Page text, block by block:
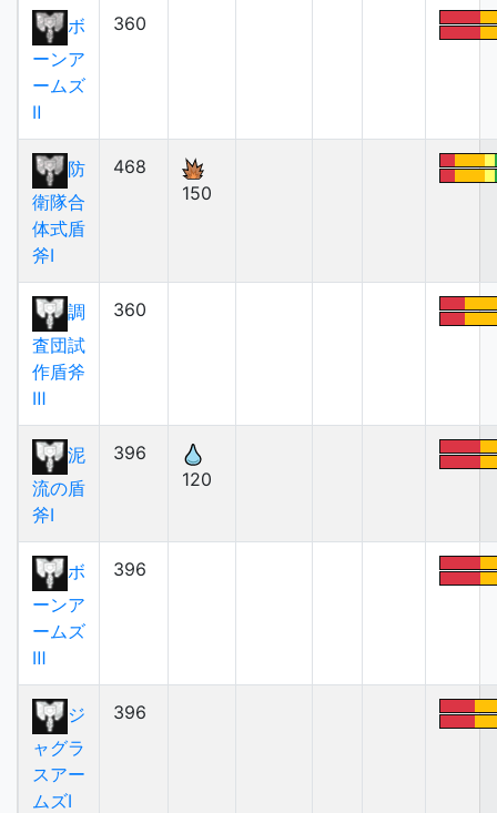
ボ
ーンア
ームズ
Ⅱ
360
防
衛隊合
体式盾
斧Ⅰ
468
150
調
査団試
作盾斧
Ⅲ
360
泥
流の盾
斧Ⅰ
396
120
ボ
ーンア
ームズ
Ⅲ
396
ジ
ャグラ
スアー
ムズⅠ
396